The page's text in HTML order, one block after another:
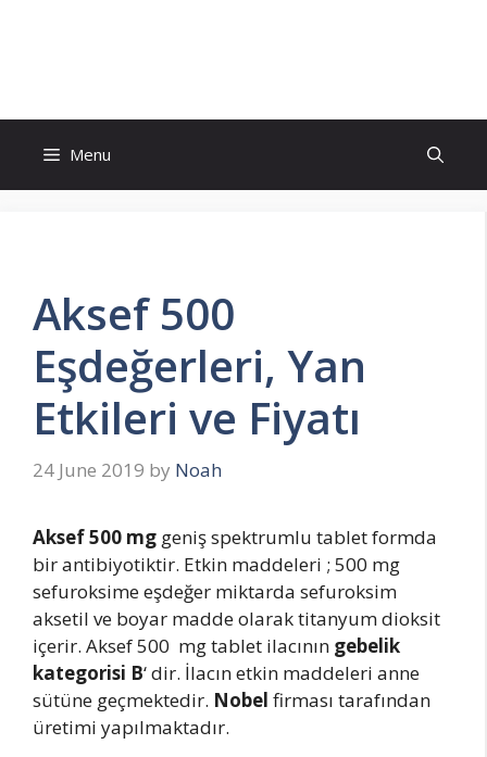
Menu
Aksef 500
Eşdeğerleri, Yan
Etkileri ve Fiyatı
24 June 2019 by Noah
Aksef 500 mg geniş spektrumlu tablet formda
bir antibiyotiktir. Etkin maddeleri ; 500 mg
sefuroksime eşdeğer miktarda sefuroksim
aksetil ve boyar madde olarak titanyum dioksit
içerir. Aksef 500 mg tablet ilacının gebelik
kategorisi B‘ dir. İlacın etkin maddeleri anne
sütüne geçmektedir. Nobel firması tarafından
üretimi yapılmaktadır.